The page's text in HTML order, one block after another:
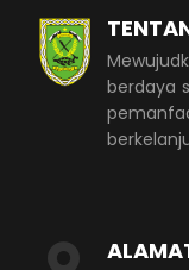
berdaya